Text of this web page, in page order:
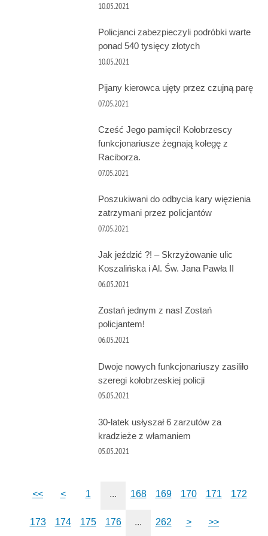
10.05.2021
Policjanci zabezpieczyli podróbki warte
ponad 540 tysięcy złotych
10.05.2021
Pijany kierowca ujęty przez czujną parę
07.05.2021
Cześć Jego pamięci! Kołobrzescy
funkcjonariusze żegnają kolegę z
Raciborza.
07.05.2021
Poszukiwani do odbycia kary więzienia
zatrzymani przez policjantów
07.05.2021
Jak jeździć ?! – Skrzyżowanie ulic
Koszalińska i Al. Św. Jana Pawła II
06.05.2021
Zostań jednym z nas! Zostań
policjantem!
06.05.2021
Dwoje nowych funkcjonariuszy zasiliło
szeregi kołobrzeskiej policji
05.05.2021
30-latek usłyszał 6 zarzutów za
kradzieże z włamaniem
05.05.2021
<< < 1 ... 168 169 170 171 172
173 174 175 176 ... 262 > >>